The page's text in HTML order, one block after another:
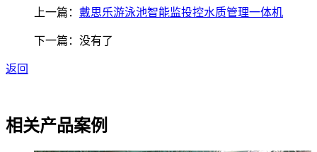
上一篇： 戴思乐游泳池智能监投控水质管理一体机
下一篇：没有了
返回
相关产品案例